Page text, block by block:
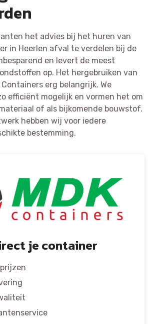
het advies bij het huren van
in Heerlen afval te verdelen bij de
en levert de meest
op. Het hergebruiken van
erg belangrijk. We
efficiënt mogelijk en vormen het om
of als bijkomende bouwstof.
hebben wij voor iedere
bestemming.
je container